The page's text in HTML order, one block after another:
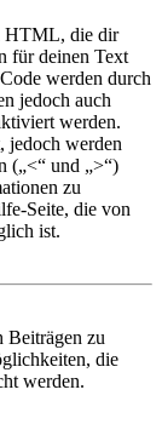
HTML, die dir
für deinen Text
werden durch
jedoch auch
werden.
jedoch werden
(„<“ und „>“)
zu
Seite, die von
ist.
zu
die
werden.